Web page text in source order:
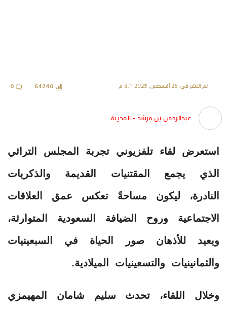
تم النشر في: 26 أغسطس، 2025 8:11 م 64240
0
عبدالرحمن بن مرشد - المدينة
استعرض لقاء تلفزيوني تجربة المجلس التراثي
الذي يجمع المقتنيات القديمة والذكريات
النادرة، ليكون مساحةً تعكس عمق العلاقات
الاجتماعية وروح الضيافة السعودية المتوارثة،
ويعيد للأذهان صور الحياة في السبعينيات
والثمانينيات والتسعينيات الميلادية.
وخلال اللقاء، تحدث سليم شامان المهيمزي